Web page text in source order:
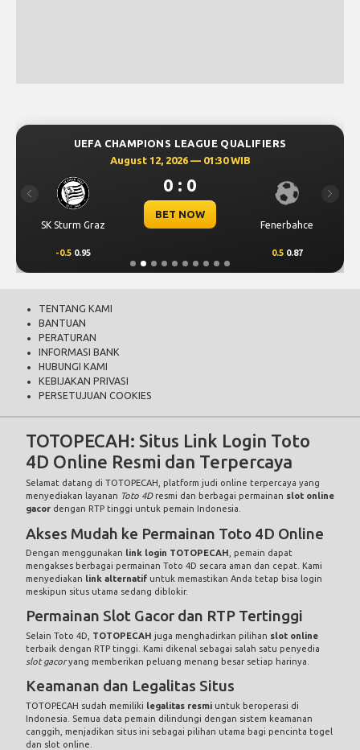
UEFA CHAMPIONS LEAGUE QUALIFIERS
August 12, 2026 — 01:30 WIB
SK Sturm Graz
0 : 0
BET NOW
Fenerbahce
-0.5 0.95 0.5 0.87
Previous Next
TENTANG KAMI
BANTUAN
PERATURAN
INFORMASI BANK
HUBUNGI KAMI
KEBIJAKAN PRIVASI
PERSETUJUAN COOKIES
TOTOPECAH: Situs Link Login Toto
4D Online Resmi dan Terpercaya
Selamat datang di TOTOPECAH
, platform judi online terpercaya yang
menyediakan layanan Toto 4Dresmi dan berbagai permainan slot online
gacor dengan RTP tinggi untuk pemain Indonesia.
Akses Mudah ke Permainan Toto 4D Online
Dengan menggunakan link login TOTOPECAH , pemain dapat
mengakses berbagai permainan Toto 4D secara aman dan cepat. Kami
menyediakan link alternatif untuk memastikan Anda tetap bisa login
meskipun situs utama sedang diblokir.
Permainan Slot Gacor dan RTP Tertinggi
Selain Toto 4D, TOTOPECAH juga menghadirkan pilihan slot online
terbaik dengan RTP tinggi. Kami dikenal sebagai salah satu penyedia
slot gacoryang memberikan peluang menang besar setiap harinya.
Keamanan dan Legalitas Situs
TOTOPECAH sudah memiliki legalitas resmi untuk beroperasi di
Indonesia. Semua data pemain dilindungi dengan sistem keamanan
canggih, menjadikan situs ini sebagai pilihan utama bagi pencinta togel
dan slot online.